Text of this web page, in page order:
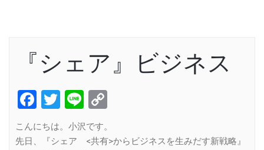
『シェア』ビジネス
Facebook
Twitter
Line
こんにちは。小沢です。
先日、『シェア <共有>からビジネスを生みだす新戦略』